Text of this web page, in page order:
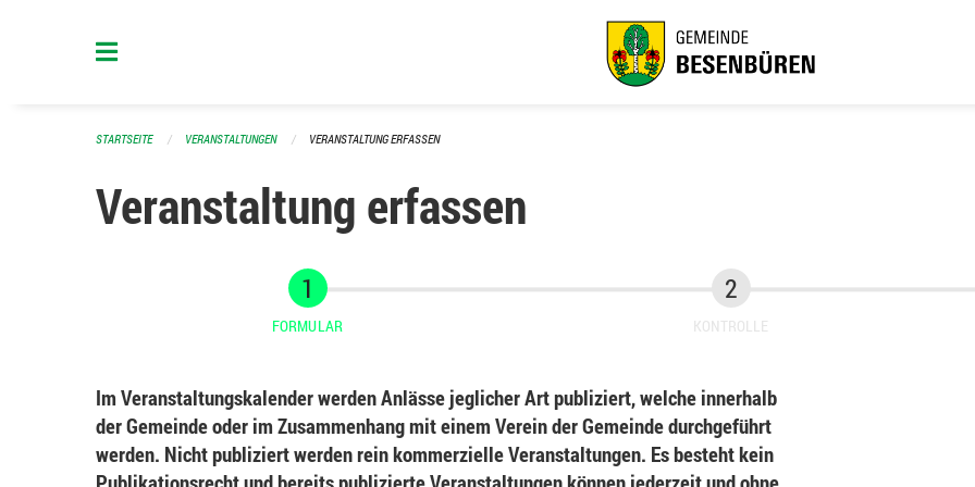
STARTSEITE VERANSTALTUNGEN VERANSTALTUNG ERFASSEN
Veranstaltung erfassen
FORMULAR KONTROLLE
Im Veranstaltungskalender werden Anlässe jeglicher Art publiziert, welche innerhalb
der Gemeinde oder im Zusammenhang mit einem Verein der Gemeinde durchgeführt
werden. Nicht publiziert werden rein kommerzielle Veranstaltungen. Es besteht kein